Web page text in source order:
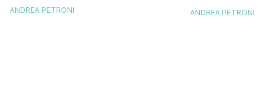
destinazioni incredibili grazie a queste
ANDREA PETRONI
segnalazioni
ANDREA PETRONI